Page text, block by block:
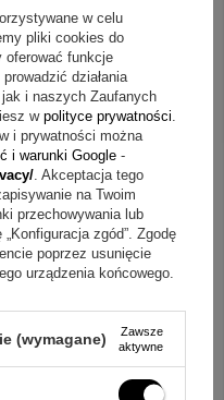
ZAKUPILI
w celu
pliki cookies do
oferować funkcje
działania
i naszych Zaufanych
w polityce prywatności
i prywatności można
i warunki Google -
. Akceptacja tego
na Twoim
przechowywania lub
zgód”. Zgodę
poprzez usunięcie
urządzenia końcowego.
(wymagane)
Zawsze
aktywne